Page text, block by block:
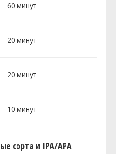
60 минут
20 минут
20 минут
10 минут
сорта и IPA/APA